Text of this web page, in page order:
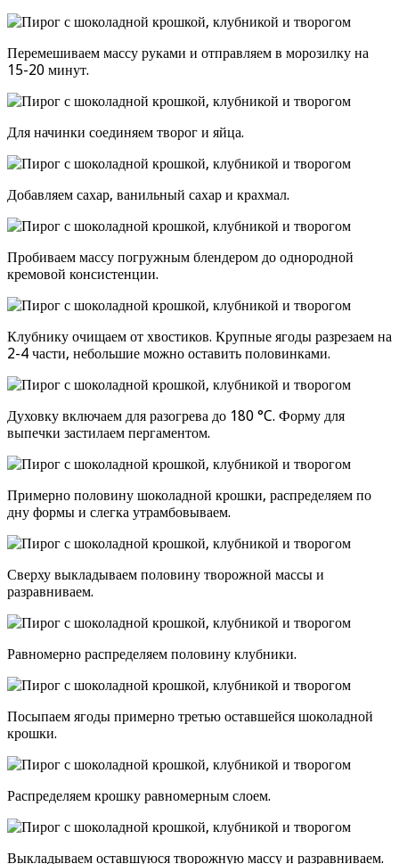
Перемешиваем массу руками и отправляем в морозилку на
15-20 минут.
Для начинки соединяем творог и яйца.
Добавляем сахар, ванильный сахар и крахмал.
Пробиваем массу погружным блендером до однородной
кремовой консистенции.
Клубнику очищаем от хвостиков. Крупные ягоды разрезаем на
2-4 части, небольшие можно оставить половинками.
Духовку включаем для разогрева до 180 °C. Форму для
выпечки застилаем пергаментом.
Примерно половину шоколадной крошки, распределяем по
дну формы и слегка утрамбовываем.
Сверху выкладываем половину творожной массы и
разравниваем.
Равномерно распределяем половину клубники.
Посыпаем ягоды примерно третью оставшейся шоколадной
крошки.
Распределяем крошку равномерным слоем.
Выкладываем оставшуюся творожную массу и разравниваем.